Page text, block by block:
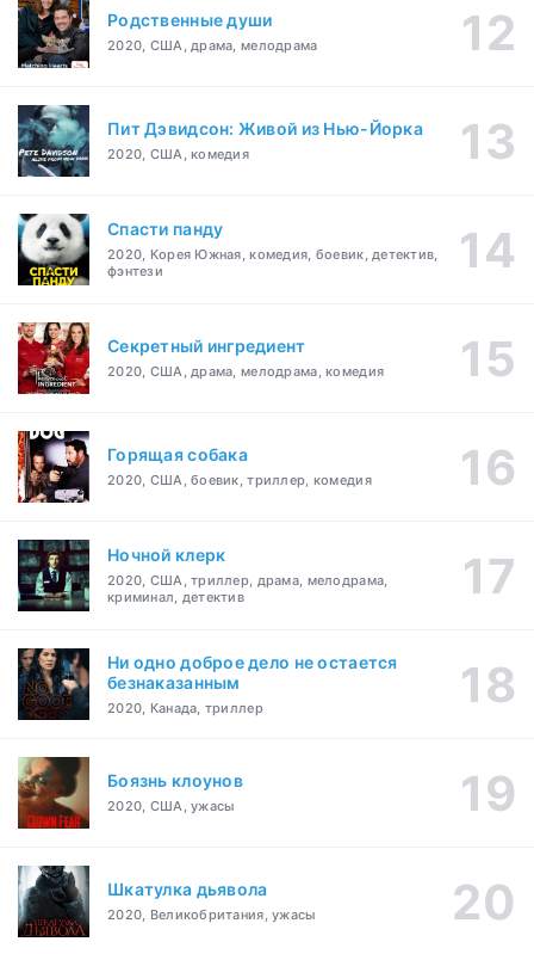
Родственные души
2020, США, драма, мелодрама
Пит Дэвидсон: Живой из Нью-Йорка
2020, США, комедия
Спасти панду
2020, Корея Южная, комедия, боевик, детектив,
фэнтези
Секретный ингредиент
2020, США, драма, мелодрама, комедия
Горящая собака
2020, США, боевик, триллер, комедия
Ночной клерк
2020, США, триллер, драма, мелодрама,
криминал, детектив
Ни одно доброе дело не остается
безнаказанным
2020, Канада, триллер
Боязнь клоунов
2020, США, ужасы
Шкатулка дьявола
2020, Великобритания, ужасы